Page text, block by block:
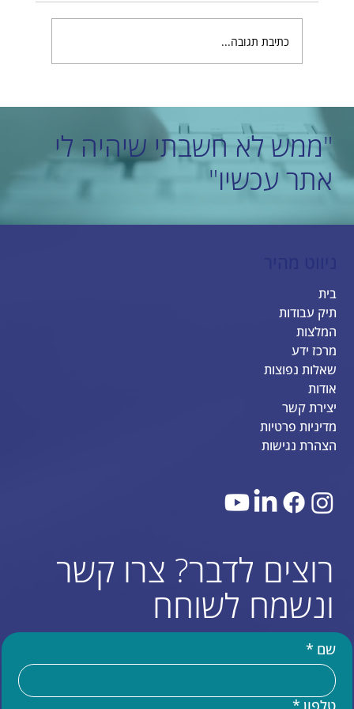
"ממש לא חשבתי שיהיה לי
אתר עכשיו"
כתיבת תגובה...
בית
תיק עבודות
המלצות
מרכז ידע
שאלות נפוצות
אודות
יצירת קשר
מדיניות פרטיות
הצהרת נגישות
שם *
טלפון *
רוצים לדבר? צרו קשר
ונשמח לשוחח